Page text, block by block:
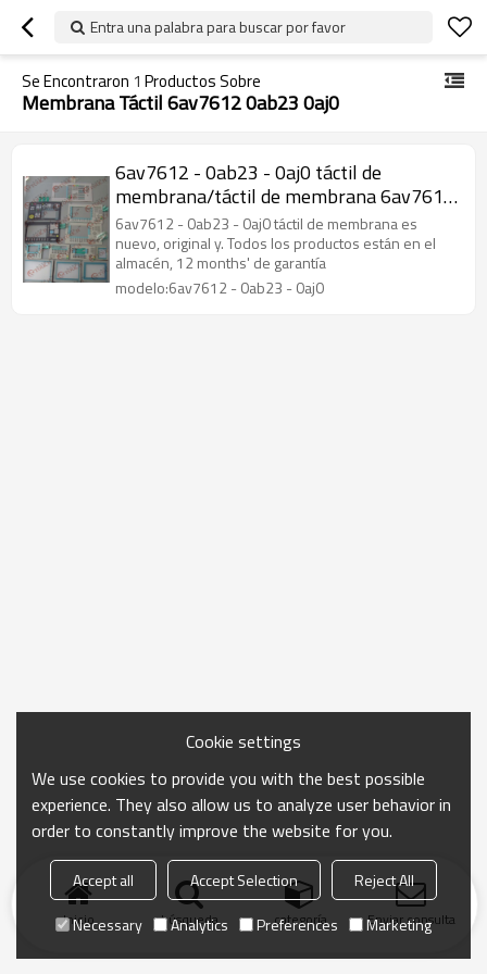
Entra una palabra para buscar por favor
Se Encontraron 1 Productos Sobre
Membrana Táctil 6av7612 0ab23 0aj0
6av7612 - 0ab23 - 0aj0 táctil de
membrana/táctil de membrana 6av7612
- 0ab23 - 0aj0 panel pc 670 12" táctil
6av7612 - 0ab23 - 0aj0 táctil de membrana es
nuevo, original y. Todos los productos están en el
almacén, 12 months' de garantía
modelo:6av7612 - 0ab23 - 0aj0
Inicio búsqueda categoría Enviar consulta
Cookie settings
We use cookies to provide you with the best possible
experience. They also allow us to analyze user behavior in
order to constantly improve the website for you.
Accept all Accept Selection
Reject All
Necessary
Analytics Preferences Marketing